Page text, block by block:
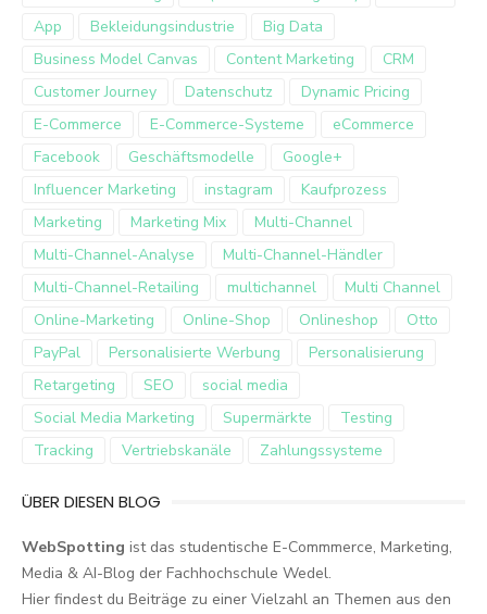
App
Bekleidungsindustrie
Big Data
Business Model Canvas
Content Marketing
CRM
Customer Journey
Datenschutz
Dynamic Pricing
E-Commerce
E-Commerce-Systeme
eCommerce
Facebook
Geschäftsmodelle
Google+
Influencer Marketing
instagram
Kaufprozess
Marketing
Marketing Mix
Multi-Channel
Multi-Channel-Analyse
Multi-Channel-Händler
Multi-Channel-Retailing
multichannel
Multi Channel
Online-Marketing
Online-Shop Onlineshop
Otto
PayPal
Personalisierte Werbung
Personalisierung
Retargeting
SEO
social media
Social Media Marketing
Supermärkte
Testing
Tracking
Vertriebskanäle Zahlungssysteme
ÜBER DIESEN BLOG
WebSpotting ist das studentische E-Commmerce, Marketing,
Media & AI-Blog der Fachhochschule Wedel.
Hier findest du Beiträge zu einer Vielzahl an Themen aus den